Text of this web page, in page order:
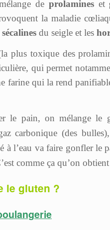
de prolamineset
la maladie
sécalines du seigle et les
plus toxique des
qui permet
farine qui la rend
le pain, on mélange le
carbonique (des
à l’eau va faire gonfler le
comme ça qu’on
le gluten ?